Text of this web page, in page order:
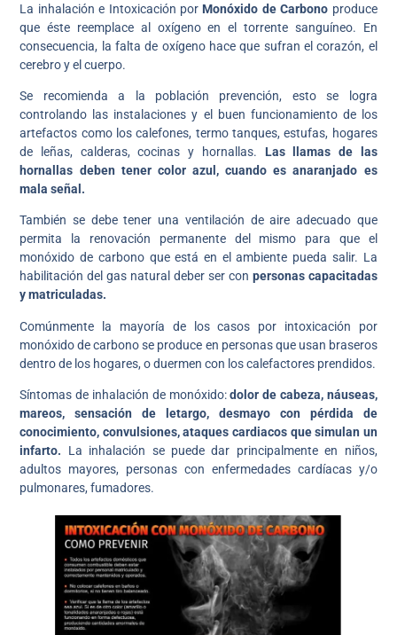
La inhalación e Intoxicación por Monóxido de Carbono produce
que éste reemplace al oxígeno en el torrente sanguíneo. En
consecuencia, la falta de oxígeno hace que sufran el corazón, el
cerebro y el cuerpo.
Se recomienda a la población prevención, esto se logra
controlando las instalaciones y el buen funcionamiento de los
artefactos como los calefones, termo tanques, estufas, hogares
de leñas, calderas, cocinas y hornallas. Las llamas de las
hornallas deben tener color azul, cuando es anaranjado es
mala señal.
También se debe tener una ventilación de aire adecuado que
permita la renovación permanente del mismo para que el
monóxido de carbono que está en el ambiente pueda salir. La
habilitación del gas natural deber ser con personas capacitadas
y matriculadas.
Comúnmente la mayoría de los casos por intoxicación por
monóxido de carbono se produce en personas que usan braseros
dentro de los hogares, o duermen con los calefactores prendidos.
Síntomas de inhalación de monóxido:dolor de cabeza, náuseas,
mareos, sensación de letargo, desmayo con pérdida de
conocimiento, convulsiones, ataques cardiacos que simulan un
infarto. La inhalación se puede dar principalmente en niños,
adultos mayores, personas con enfermedades cardíacas y/o
pulmonares, fumadores.